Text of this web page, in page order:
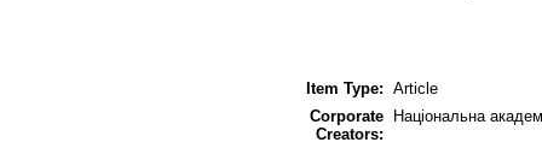
Item Type: Article
Corporate
Creators:
Національна